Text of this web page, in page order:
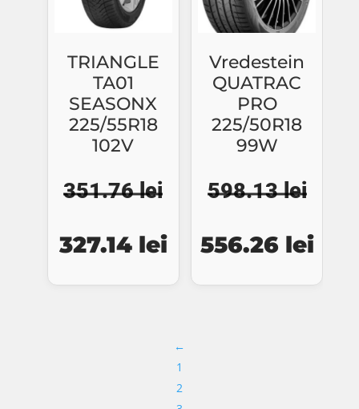
TRIANGLE
TA01
SEASONX
225/55R18
102V
351.76lei
inițial
a
327.14 lei
curent
este:
Vredestein
QUATRAC
PRO
225/50R18
99W
598.13lei
inițial
a
556.26 lei
←
1
2